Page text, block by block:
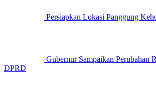
Persiapkan Lokasi Panggung
Gubernur Sampaikan Perubahan
DPRD